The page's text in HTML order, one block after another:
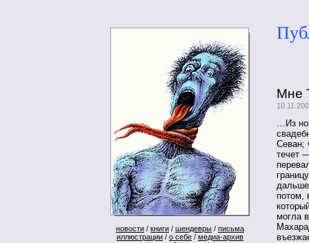
новости / книги / шендевры / письма
иллюстрации / о себе / медиа-архив
Мне
…Из
Севан;
течет
потом,
могла